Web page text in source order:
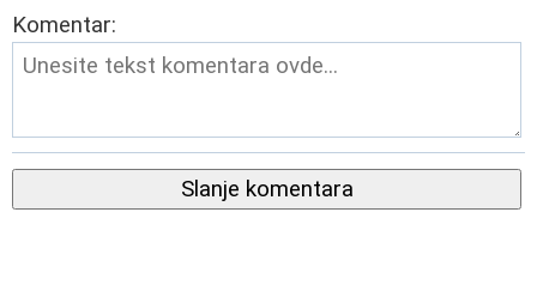
Komentar:
Slanje komentara